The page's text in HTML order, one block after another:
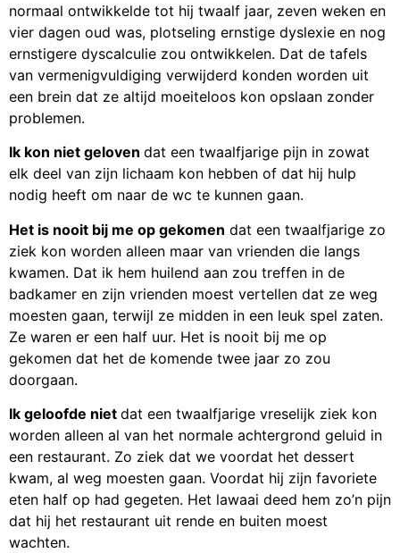
normaal ontwikkelde tot hij twaalf jaar, zeven weken en
vier dagen oud was, plotseling ernstige dyslexie en nog
ernstigere dyscalculie zou ontwikkelen. Dat de tafels
van vermenigvuldiging verwijderd konden worden uit
een brein dat ze altijd moeiteloos kon opslaan zonder
problemen.
Ik kon niet geloven dat een twaalfjarige pijn in zowat
elk deel van zijn lichaam kon hebben of dat hij hulp
nodig heeft om naar de wc te kunnen gaan.
Het is nooit bij me op gekomen dat een twaalfjarige zo
ziek kon worden alleen maar van vrienden die langs
kwamen. Dat ik hem huilend aan zou treffen in de
badkamer en zijn vrienden moest vertellen dat ze weg
moesten gaan, terwijl ze midden in een leuk spel zaten.
Ze waren er een half uur. Het is nooit bij me op
gekomen dat het de komende twee jaar zo zou
doorgaan.
Ik geloofde niet dat een twaalfjarige vreselijk ziek kon
worden alleen al van het normale achtergrond geluid in
een restaurant. Zo ziek dat we voordat het dessert
kwam, al weg moesten gaan. Voordat hij zijn favoriete
eten half op had gegeten. Het lawaai deed hem zo’n pijn
dat hij het restaurant uit rende en buiten moest
wachten.